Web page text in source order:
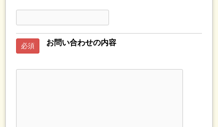
必須 お問い合わせの内容